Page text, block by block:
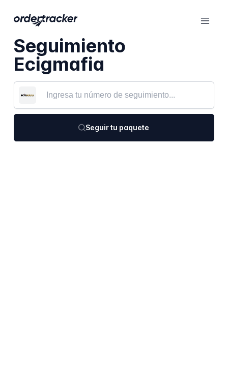
Seguimiento
Ecigmafia
Seguir tu paquete